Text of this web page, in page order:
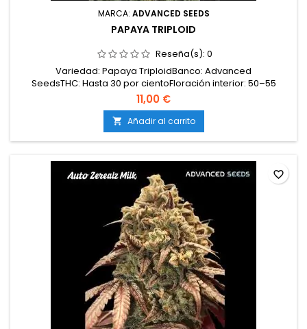
MARCA: ADVANCED SEEDS
PAPAYA TRIPLOID
Reseña(s): 0
Variedad: Papaya TriploidBanco: Advanced
SeedsTHC: Hasta 30 por cientoFloración interior: 50–55
díasAltura interior: 70–90 cmProducción interior: 500–550 g
por m²Altura exterior: 1,6–2,0 mCosecha exterior: 1–10 de
octubreAdecuada para: interior y exteriorNivel de
dificultad: Fácil – moderado
11,00 €
 Añadir al carrito
favorite_border